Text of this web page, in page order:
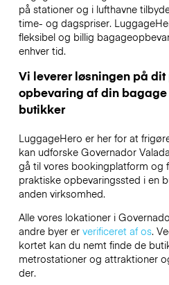
på stationer og i lufthavne
time- og dagspriser.
fleksibel og billig
enhver tid.
Vi leverer løsningen på
opbevaring af din
butikker
LuggageHero er her for at
kan udforske Governador
gå til vores bookingplatform
praktiske opbevaringssted i en
anden virksomhed.
Alle vores lokationer i
andre byer er verificeret af os.
kortet kan du nemt finde de
metrostationer og attraktioner
der.